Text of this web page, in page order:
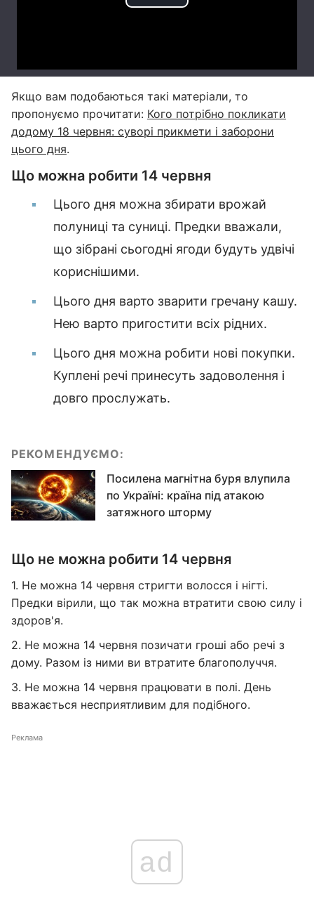
Якщо вам подобаються такі матеріали, то
пропонуємо прочитати: Кого потрібно покликати
додому 18 червня: суворі прикмети і заборони
цього дня.
Що можна робити 14 червня
Цього дня можна збирати врожай
полуниці та суниці. Предки вважали,
що зібрані сьогодні ягоди будуть удвічі
кориснішими.
Цього дня варто зварити гречану кашу.
Нею варто пригостити всіх рідних.
Цього дня можна робити нові покупки.
Куплені речі принесуть задоволення і
довго прослужать.
РЕКОМЕНДУЄМО:
Посилена магнітна буря влупила
по Україні: країна під атакою
затяжного шторму
Що не можна робити 14 червня
1. Не можна 14 червня стригти волосся і нігті.
Предки вірили, що так можна втратити свою силу і
здоров'я.
2. Не можна 14 червня позичати гроші або речі з
дому. Разом із ними ви втратите благополуччя.
3. Не можна 14 червня працювати в полі. День
вважається несприятливим для подібного.
Реклама
ad